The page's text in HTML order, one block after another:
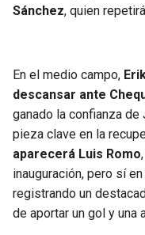
Sánchez, quien
En el medio campo,
descansar ante
ganado la confianza
pieza clave en la
aparecerá Luis Romo
inauguración, pero sí
registrando un
de aportar un gol y una